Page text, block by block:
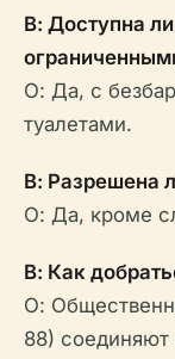
В: Доступна
О: Да, с
туалетами.
В: Разрешена
О: Да, кроме
В: Как
О:
88) соединяют